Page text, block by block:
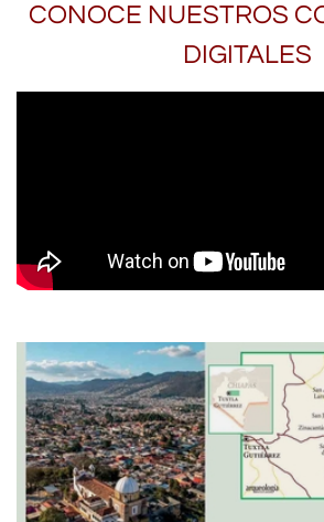
CONOCE NUESTROS
DIGITALES